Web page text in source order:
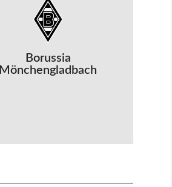
Borussia
Mönchengladbach